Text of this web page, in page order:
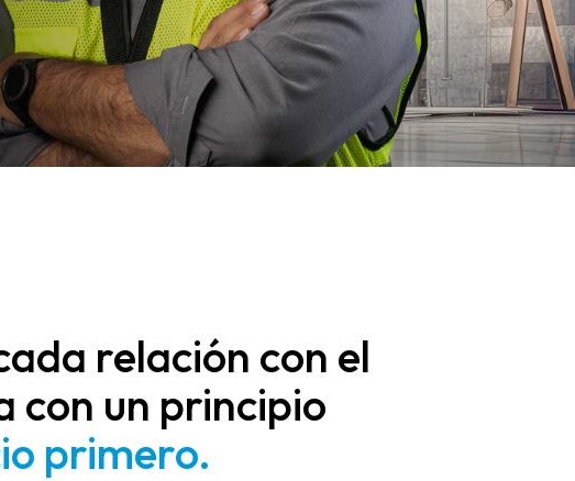
relación con el
con un principio
primero.